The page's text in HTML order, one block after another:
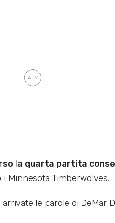
la quarta partita
Minnesota Timberwolves.
le parole di DeMar